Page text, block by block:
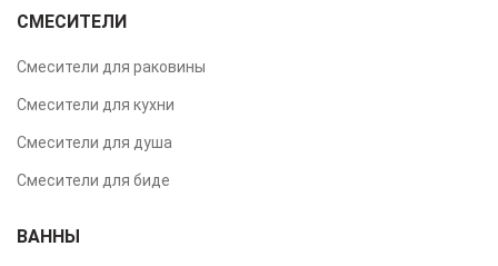
СМЕСИТЕЛИ
Смесители для раковины
Смесители для кухни
Смесители для душа
Смесители для биде
ВАННЫ